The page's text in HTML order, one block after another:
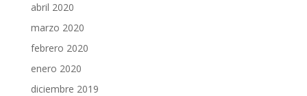
abril 2020
marzo 2020
febrero 2020
enero 2020
diciembre 2019